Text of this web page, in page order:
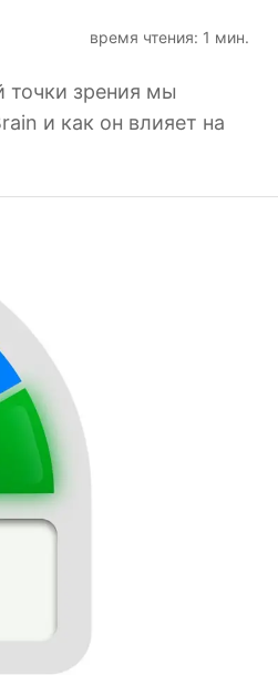
время чтения: 1 мин.
точки зрения мы
и как он влияет на